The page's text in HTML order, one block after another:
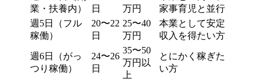
業・扶養内）
日
万円
家事育児と並行
週5日（フル
稼働）
20〜22
日
25〜40
万円
本業として安定
収入を得たい方
週6日（がっ
つり稼働）
24〜26
日
35〜50
万円以
上
とにかく稼ぎた
い方